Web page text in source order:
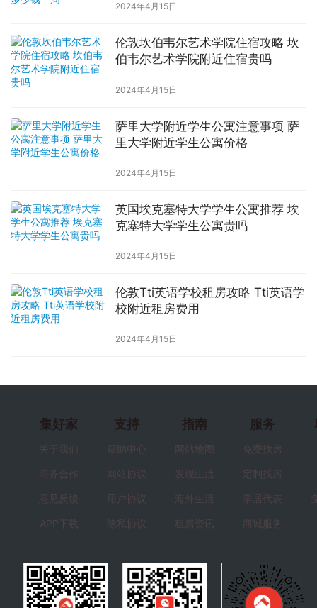
2024年4月15日
伦敦坎伯韦尔艺术学院住宿攻略 坎
伯韦尔艺术学院附近住宿贵吗
2024年4月15日
萨里大学附近学生公寓注意事项 萨
里大学附近学生公寓价格
2024年4月15日
英国埃克塞特大学学生公寓推荐 埃
克塞特大学学生公寓贵吗
2024年4月15日
伦敦Tti英语学校租房攻略 Tti英语学
校附近租房费用
2024年4月15日
集好家
关于我们
商务合作
意见反馈
APP下载
支持
帮助中心
网站协议
用户协议
隐私协议
指南
网站地图
发现生活
海外生活
租房资讯
服务
免费找房
定制找房
学居代表
商城服务